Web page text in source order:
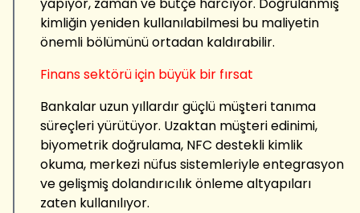
kimliğin yeniden kullanılabilmesi bu maliyetin
önemli bölümünü ortadan kaldırabilir.
Finans sektörü için büyük bir fırsat
Bankalar uzun yıllardır güçlü müşteri tanıma
süreçleri yürütüyor. Uzaktan müşteri edinimi,
biyometrik doğrulama, NFC destekli kimlik
okuma, merkezi nüfus sistemleriyle entegrasyon
ve gelişmiş dolandırıcılık önleme altyapıları
zaten kullanılıyor.